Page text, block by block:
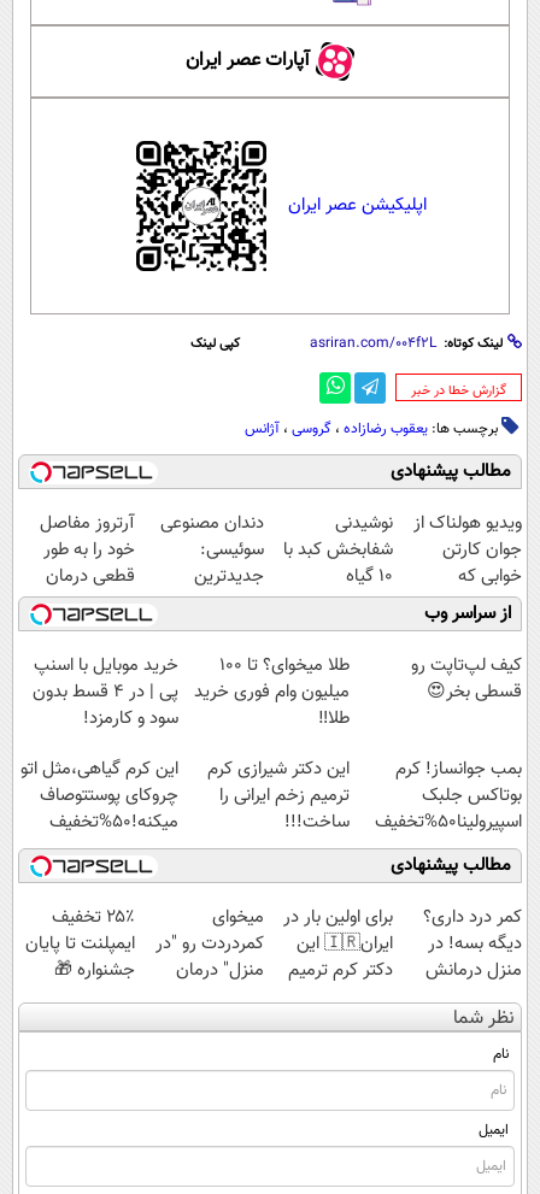
آپارات عصر ایران
اپلیکیشن عصر ایران
لینک کوتاه: کپی لینک
‌گزارش خطا در خبر
برچسب ها: یعقوب رضازاده ، گروسی ، آژانس
مطالب پیشنهادی
ویدیو هولناک از
جوان کارتن
خوابی که
میلیاردر شد.
آموزش رایگان
نوشیدنی
شفابخش کبد با
10 گیاه
موثر(تخفیف تا
امشب)
دندان مصنوعی
سوئیسی:
جدیدترین
فناوری اروپا،
سبک و مقاوم |
پرداخت قسطی
آرتروز مفاصل
خود را به طور
قطعی درمان
کنید!
◗پرسش‌نامه◖
از سراسر وب
کیف لپ‌تاپت رو
قسطی بخر😍
طلا میخوای؟ تا 100
میلیون وام فوری خرید
طلا‼️
خرید موبایل با اسنپ
پی | در ۴ قسط بدون
سود و کارمزد!
بمب جوانساز! کرم
بوتاکس جلبک
اسپیرولینا50%تخفیف
این دکتر شیرازی کرم
ترمیم زخم ایرانی را
ساخت!!!
این کرم گیاهی،مثل اتو
چروکای پوستتوصاف
میکنه!50%تخفیف
مطالب پیشنهادی
کمر درد داری؟
دیگه بسه! در
منزل درمانش
کن
(◀پرسش‌نامه)
برای اولین بار در
ایران🇮🇷 این
دکتر کرم ترمیم
کننده 23 روزه
ساخت!
میخوای
کمردردت رو "در
منزل" درمان
کنی؟ (◂فیلم +
◂پرسش‌نامه)
۲۵٪ تخفیف
ایمپلنت تا پایان
جشنواره 🎁
نظر شما
نام
ایمیل